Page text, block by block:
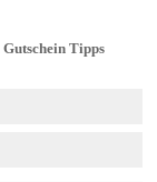
Gutschein Tipps